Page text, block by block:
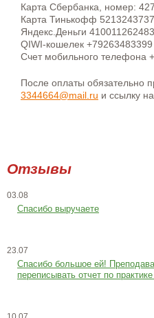
Карта Сбербанка, номер:
Карта Тинькофф
Яндекс.Деньги
QIWI-кошелек +79263483399
Счет мобильного телефона
После оплаты обязательно
3344664@mail.ru и ссылку
Отзывы
03.08
Спасибо выручаете
23.07
Cпасибо большое ей!
переписывать отчет по